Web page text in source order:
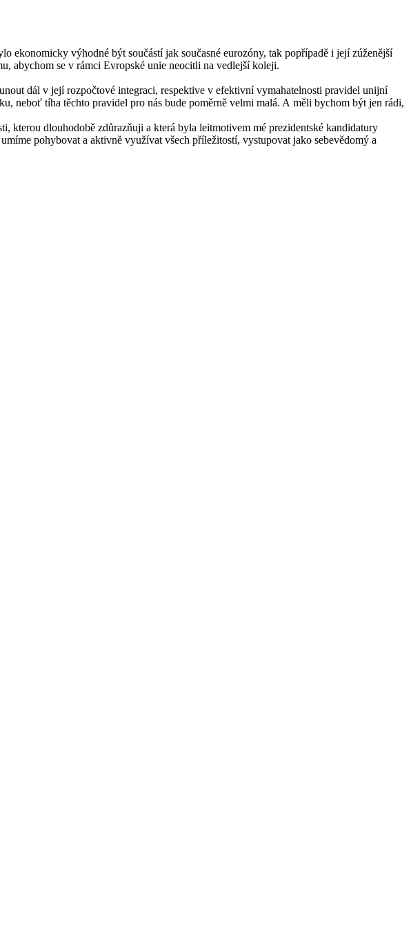
výhodné být součástí jak současné eurozóny, tak popřípadě i její zúženější
abychom se v rámci Evropské unie neocitli na vedlejší koleji.
dál v její rozpočtové integraci, respektive v efektivní vymahatelnosti pravidel unijní
neboť tíha těchto pravidel pro nás bude poměrně velmi malá. A měli bychom být jen rádi,
kterou dlouhodobě zdůrazňuji a která byla leitmotivem mé prezidentské kandidatury
pohybovat a aktivně využívat všech příležitostí, vystupovat jako sebevědomý a